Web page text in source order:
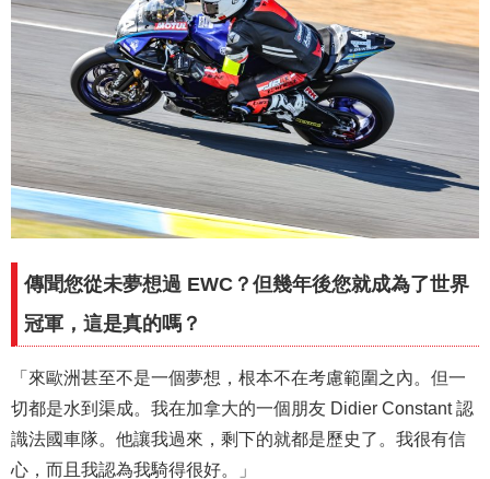
傳聞您從未夢想過 EWC？但幾年後您就成為了世界
冠軍，這是真的嗎？
「來歐洲甚至不是一個夢想，根本不在考慮範圍之內。但一
切都是水到渠成。我在加拿大的一個朋友 Didier Constant 認
識法國車隊。他讓我過來，剩下的就都是歷史了。我很有信
心，而且我認為我騎得很好。」